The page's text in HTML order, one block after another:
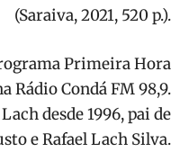
(Saraiva, 2021, 520 p.).
Primeira Hora
Rádio Condá FM 98,9.
desde 1996, pai de
e Rafael Lach Silva.